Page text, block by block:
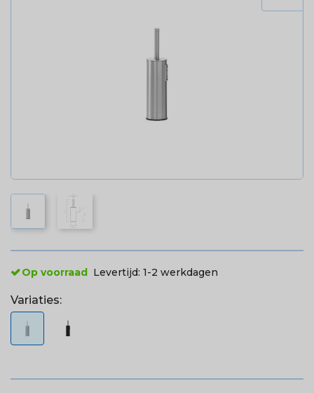
Op voorraad Levertijd: 1-2 werkdagen
Variaties: